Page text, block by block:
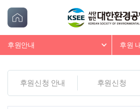
후원안내 후원
후원신청 안내 후원신청